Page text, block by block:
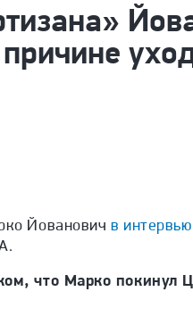
Йованович в
что Марко покинул